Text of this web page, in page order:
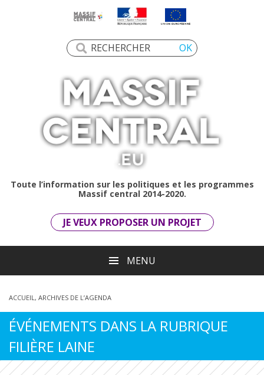
Toute l’information sur les politiques et les programmes
Massif central 2014-2020.
JE VEUX PROPOSER UN PROJET
MENU
ACCUEIL, ARCHIVES DE L’AGENDA
ÉVÉNEMENTS DANS LA RUBRIQUE
FILIÈRE LAINE